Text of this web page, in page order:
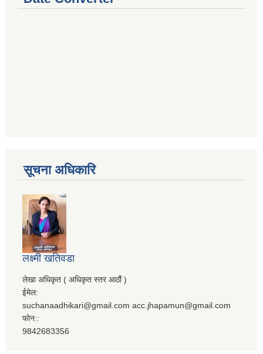
सूचना अधिकारि
लक्ष्मी खतिवडा
लेखा अधिकृत ( अधिकृत स्तर आठौं )
ईमेल:
suchanaadhikari@gmail.com acc.jhapamun@gmail.com
फोन::
9842683356